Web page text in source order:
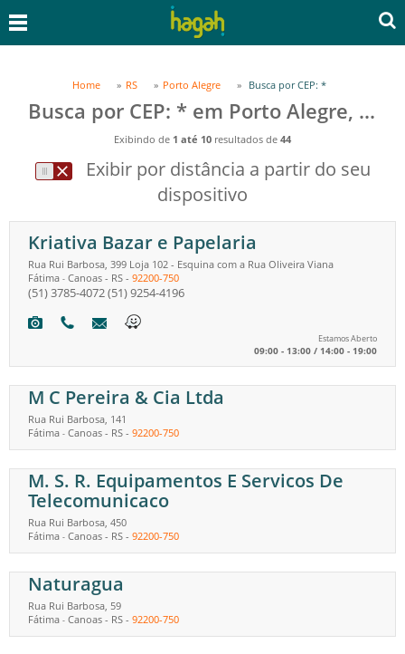
Home RS Porto Alegre Busca por CEP: *
Busca por CEP: * em Porto Alegre, RS
Exibindo de 1 até 10 resultados de 44
Exibir por distância a partir do seu
dispositivo
Kriativa Bazar e Papelaria
Rua Rui Barbosa, 399 Loja 102 - Esquina com a Rua Oliveira Viana
Fátima - Canoas - RS - 92200-750
(51) 3785-4072(51) 9254-4196
Estamos Aberto
09:00 - 13:00 / 14:00 - 19:00
M C Pereira & Cia Ltda
Rua Rui Barbosa, 141
Fátima - Canoas - RS - 92200-750
M. S. R. Equipamentos E Servicos De
Telecomunicaco
Rua Rui Barbosa, 450
Fátima - Canoas - RS - 92200-750
Naturagua
Rua Rui Barbosa, 59
Fátima - Canoas - RS - 92200-750